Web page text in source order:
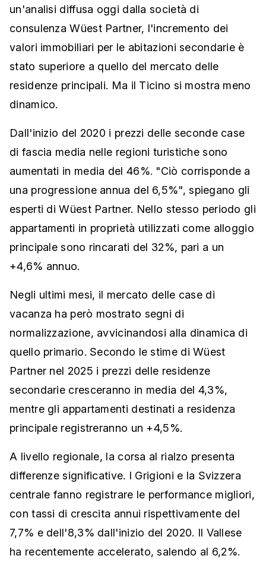
un'analisi diffusa oggi dalla società di
consulenza Wüest Partner, l'incremento dei
valori immobiliari per le abitazioni secondarie è
stato superiore a quello del mercato delle
residenze principali. Ma il Ticino si mostra meno
dinamico.
Dall'inizio del 2020 i prezzi delle seconde case
di fascia media nelle regioni turistiche sono
aumentati in media del 46%. "Ciò corrisponde a
una progressione annua del 6,5%", spiegano gli
esperti di Wüest Partner. Nello stesso periodo gli
appartamenti in proprietà utilizzati come alloggio
principale sono rincarati del 32%, pari a un
+4,6% annuo.
Negli ultimi mesi, il mercato delle case di
vacanza ha però mostrato segni di
normalizzazione, avvicinandosi alla dinamica di
quello primario. Secondo le stime di Wüest
Partner nel 2025 i prezzi delle residenze
secondarie cresceranno in media del 4,3%,
mentre gli appartamenti destinati a residenza
principale registreranno un +4,5%.
A livello regionale, la corsa al rialzo presenta
differenze significative. I Grigioni e la Svizzera
centrale fanno registrare le performance migliori,
con tassi di crescita annui rispettivamente del
7,7% e dell'8,3% dall'inizio del 2020. Il Vallese
ha recentemente accelerato, salendo al 6,2%.